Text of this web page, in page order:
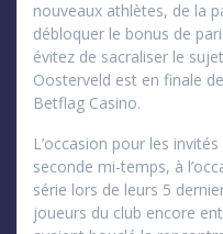
nouveaux athlètes, de la
débloquer le bonus de
évitez de sacraliser le
Oosterveld est en finale
Betflag Casino.
L’occasion pour les invités
seconde mi-temps, à
série lors de leurs 5
joueurs du club encore